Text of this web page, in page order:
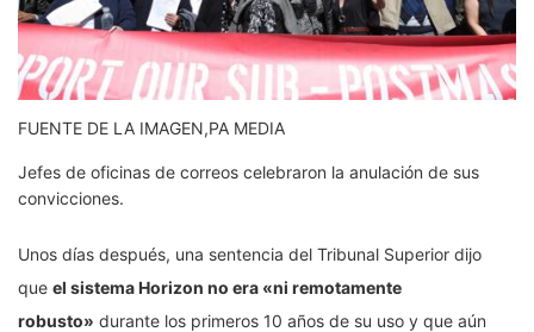
FUENTE DE LA IMAGEN,PA MEDIA
Jefes de oficinas de correos celebraron la anulación de sus
convicciones.
Unos días después, una sentencia del Tribunal Superior dijo
que el sistema Horizon no era «ni remotamente
robusto» durante los primeros 10 años de su uso y que aún